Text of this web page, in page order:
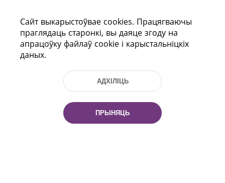
праспект Незалежнасці 116
г. Мiнск, Рэспубліка Беларусь, 220114
Тэл.: (+375 17) 368 37 37, Факс: (+375 17)
Эл. пошта: inbox@nlb.by
Сайт выкарыстоўвае cookies. Працягваючы
праглядаць старонкі, вы даяце згоду на
апрацоўку файлаў cookie і карыстальніцкіх
даных.
АДХІЛІЦЬ
ПРЫНЯЦЬ